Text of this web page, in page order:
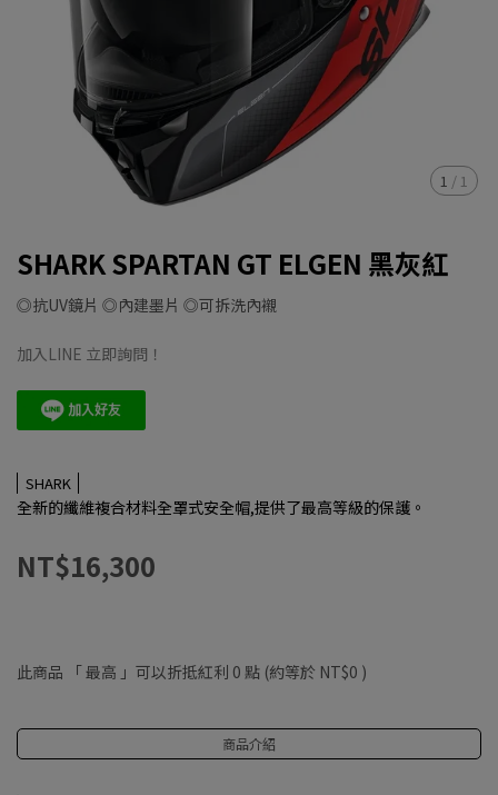
1 / 1
SHARK SPARTAN GT ELGEN 黑灰紅
◎抗UV鏡片 ◎內建墨片 ◎可拆洗內襯
加入LINE 立即詢問！
SHARK
全新的纖維複合材料全罩式安全帽,提供了最高等級的保護。
NT$16,300
此商品 「 最高 」可以折抵紅利 0 點 (約等於 NT$0 )
商品介紹